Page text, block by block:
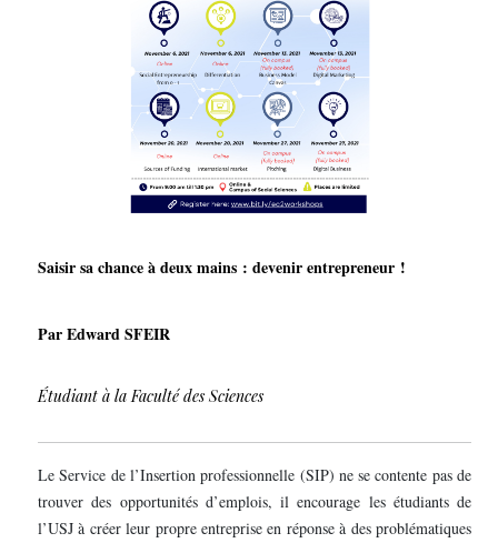
Saisir sa chance à deux mains : devenir entrepreneur !
Par Edward SFEIR
Étudiant à la Faculté des Sciences
Le Service de l’Insertion professionnelle (SIP) ne se contente pas de
trouver des opportunités d’emplois, il encourage les étudiants de
l’USJ à créer leur propre entreprise en réponse à des problématiques